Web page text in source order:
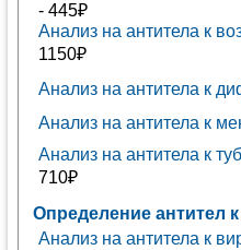
- 445₽
Анализ на антитела к
1150₽
Анализ на антитела к
Анализ на антитела к
Анализ на антитела к
710₽
Определение антител
Анализ на антитела к